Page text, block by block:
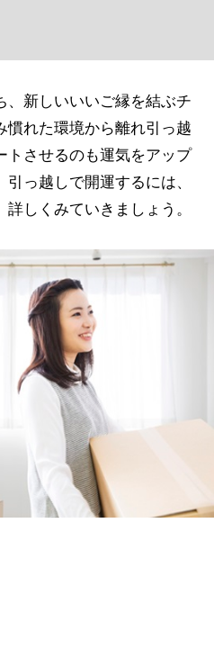
、新しいいいご縁を結ぶチ
慣れた環境から離れ引っ越
トさせるのも運気をアップ
っ越しで開運するには、
しくみていきましょう。